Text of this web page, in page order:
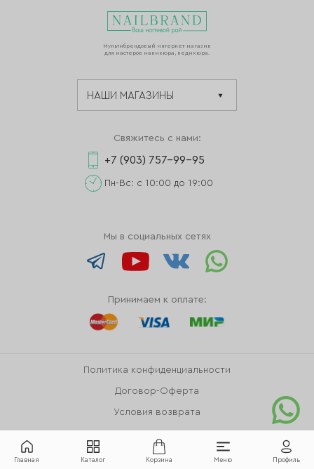
Мультибрендовый интернет-магазин
для мастеров маникюра, педикюра.
Свяжитесь с нами:
+7 (903) 757-99-95
Пн-Вс: с 10:00 до 19:00
Мы в социальных сетях
Принимаем к оплате:
Политика конфиденциальности
Договор-Оферта
Условия возврата
Главная Каталог Корзина Меню Профиль